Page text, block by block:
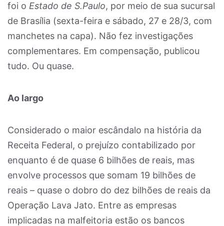
foi o Estado de S.Paulo, por meio de sua sucursal
de Brasília (sexta-feira e sábado, 27 e 28/3, com
manchetes na capa). Não fez investigações
complementares. Em compensação, publicou
tudo. Ou quase.
Ao largo
Considerado o maior escândalo na história da
Receita Federal, o prejuízo contabilizado por
enquanto é de quase 6 bilhões de reais, mas
envolve processos que somam 19 bilhões de
reais – quase o dobro do dez bilhões de reais da
Operação Lava Jato. Entre as empresas
implicadas na malfeitoria estão os bancos